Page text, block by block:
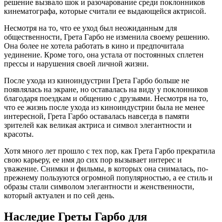
решение вызвало шок и разочарование среди поклонников
кинематографа, которые считали ее выдающейся актрисой.
Несмотря на то, что ее уход был неожиданным для
общественности, Грета Гарбо не изменила своему решению.
Она более не хотела работать в кино и предпочитала
уединение. Кроме того, она устала от постоянных сплетен
прессы и нарушения своей личной жизни.
После ухода из киноиндустрии Грета Гарбо больше не
появлялась на экране, но оставалась на виду у поклонников
благодаря поездкам и общению с друзьями. Несмотря на то,
что ее жизнь после ухода из киноиндустрии была не менее
интересной, Грета Гарбо оставалась навсегда в памяти
зрителей как великая актриса и символ элегантности и
красоты.
Хотя много лет прошло с тех пор, как Грета Гарбо прекратила
свою карьеру, ее имя до сих пор вызывает интерес и
уважение. Снимки и фильмы, в которых она снималась, по-
прежнему пользуются огромной популярностью, а ее стиль и
образы стали символом элегантности и женственности,
который актуален и по сей день.
Наследие Греты Гарбо для